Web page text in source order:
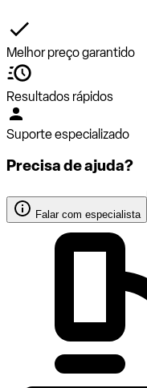
Melhor preço garantido
Resultados rápidos
Suporte especializado
Precisa de ajuda?
Falar com especialista